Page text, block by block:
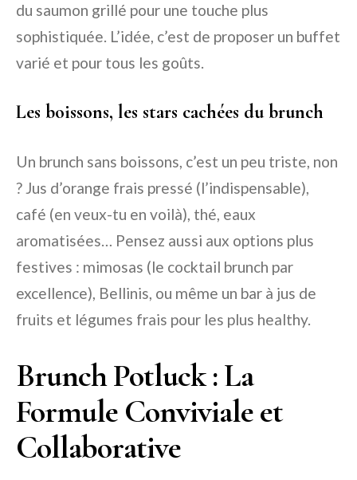
du saumon grillé pour une touche plus
sophistiquée. L’idée, c’est de proposer un buffet
varié et pour tous les goûts.
Les boissons, les stars cachées du brunch
Un brunch sans boissons, c’est un peu triste, non
? Jus d’orange frais pressé (l’indispensable),
café (en veux-tu en voilà), thé, eaux
aromatisées… Pensez aussi aux options plus
festives : mimosas (le cocktail brunch par
excellence), Bellinis, ou même un bar à jus de
fruits et légumes frais pour les plus healthy.
Brunch Potluck : La
Formule Conviviale et
Collaborative